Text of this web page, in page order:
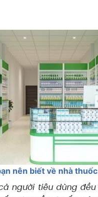
nên biết về nhà
người tiêu dùng